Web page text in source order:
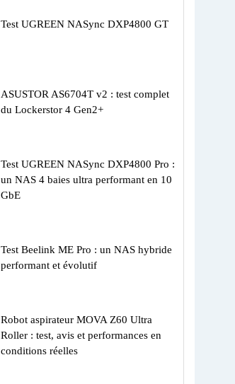
Test UGREEN NASync DXP4800 GT
ASUSTOR AS6704T v2 : test complet
du Lockerstor 4 Gen2+
Test UGREEN NASync DXP4800 Pro :
un NAS 4 baies ultra performant en 10
GbE
Test Beelink ME Pro : un NAS hybride
performant et évolutif
Robot aspirateur MOVA Z60 Ultra
Roller : test, avis et performances en
conditions réelles